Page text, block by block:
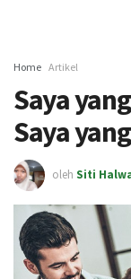
Home Artikel
Saya
Saya
oleh Siti